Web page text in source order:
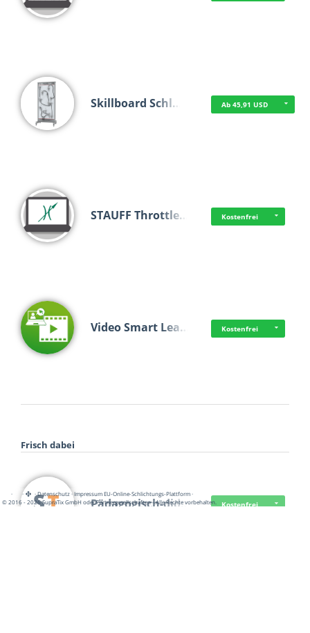
Skillboard Schl… Ab 45,91 USD
STAUFF Throttle… Kostenfrei
Video Smart Lea… Kostenfrei
Frisch dabei
Pädagogisch-did… Kostenfrei
· · ·Datenschutz·Impressum EU-Online-Schlichtungs-Plattform·
© 2016 - 2026 SupraTix GmbH oder Partnergesellschaften - Alle Rechte vorbehalten.